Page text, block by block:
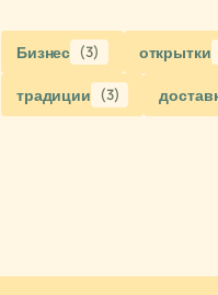
Бизнес (3) открытки
традиции (3)